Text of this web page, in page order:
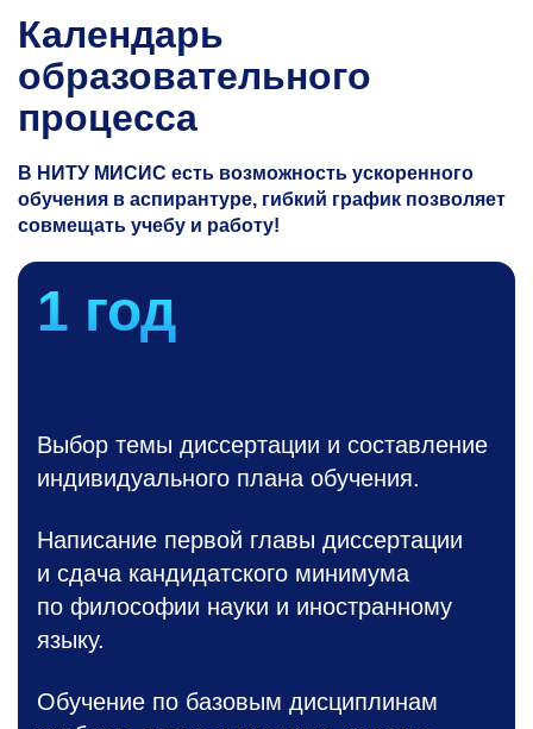
Календарь
образовательного
процесса
В НИТУ МИСИС есть возможность ускоренного
обучения в аспирантуре, гибкий график позволяет
совмещать учебу и работу!
1 год
Выбор темы диссертации и составление
индивидуального плана обучения.
Написание первой главы диссертации
и сдача кандидатского минимума
по философии науки и иностранному
языку.
Обучение по базовым дисциплинам